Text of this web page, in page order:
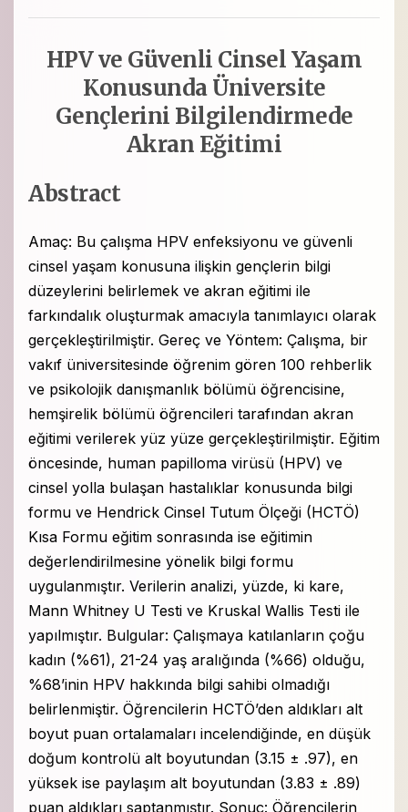
HPV ve Güvenli Cinsel Yaşam
Konusunda Üniversite
Gençlerini Bilgilendirmede
Akran Eğitimi
Abstract
Amaç: Bu çalışma HPV enfeksiyonu ve güvenli
cinsel yaşam konusuna ilişkin gençlerin bilgi
düzeylerini belirlemek ve akran eğitimi ile
farkındalık oluşturmak amacıyla tanımlayıcı olarak
gerçekleştirilmiştir. Gereç ve Yöntem: Çalışma, bir
vakıf üniversitesinde öğrenim gören 100 rehberlik
ve psikolojik danışmanlık bölümü öğrencisine,
hemşirelik bölümü öğrencileri tarafından akran
eğitimi verilerek yüz yüze gerçekleştirilmiştir. Eğitim
öncesinde, human papilloma virüsü (HPV) ve
cinsel yolla bulaşan hastalıklar konusunda bilgi
formu ve Hendrick Cinsel Tutum Ölçeği (HCTÖ)
Kısa Formu eğitim sonrasında ise eğitimin
değerlendirilmesine yönelik bilgi formu
uygulanmıştır. Verilerin analizi, yüzde, ki kare,
Mann Whitney U Testi ve Kruskal Wallis Testi ile
yapılmıştır. Bulgular: Çalışmaya katılanların çoğu
kadın (%61), 21-24 yaş aralığında (%66) olduğu,
%68’inin HPV hakkında bilgi sahibi olmadığı
belirlenmiştir. Öğrencilerin HCTÖ’den aldıkları alt
boyut puan ortalamaları incelendiğinde, en düşük
doğum kontrolü alt boyutundan (3.15 ± .97), en
yüksek ise paylaşım alt boyutundan (3.83 ± .89)
puan aldıkları saptanmıştır. Sonuç: Öğrencilerin